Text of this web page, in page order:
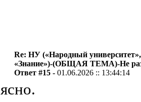
Re: НУ («Народный университет»,
«Знание»)-(ОБЩАЯ ТЕМА)-Не
Ответ #15 -01.06.2026 :: 13:44:14
ясно.